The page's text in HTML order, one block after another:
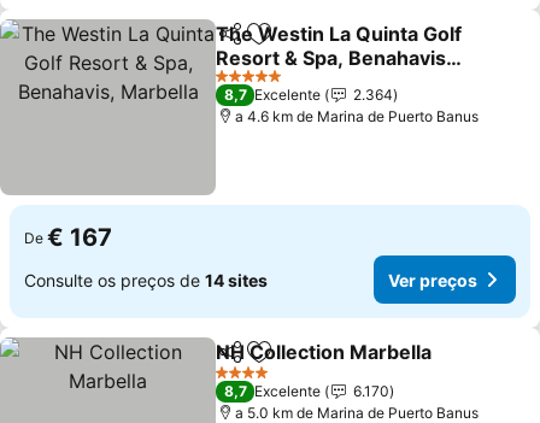
PartilharAdicionar aos favoritos
The Westin La Quinta Golf
Resort & Spa, Benahavis,
Marbella
Ver preços
5 Estrelas
8,7 Excelente
2.364
a 4.6 km de Marina de Puerto Banus
De € 167
Consulte os preços de 14 sites Ver preços
PartilharAdicionar aos favoritos
NH Collection Marbella
4 Estrelas
8,7 Excelente
6.170
a 5.0 km de Marina de Puerto Banus